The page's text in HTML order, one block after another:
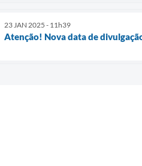
23 JAN 2025 - 11h39
Atenção! Nova data de